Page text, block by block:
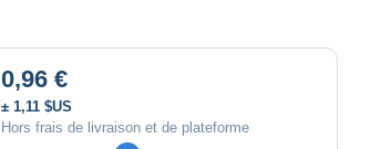
0,96 €
± 1,11 $US
Hors frais de livraison et de plateforme